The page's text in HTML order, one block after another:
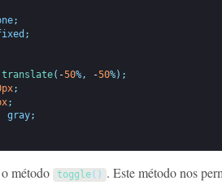
;
;
translate( -50%, -50%) ;
;
;
gray;
método toggle( ) . Este método nos